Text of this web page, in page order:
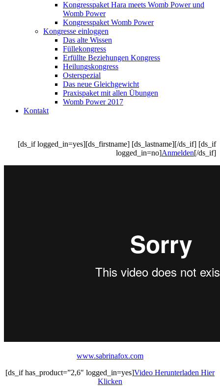
Kongresspaket Hara meets Womb Power und
Womb Power
Kongresspaket Womb Power
Kongresse einloggen
Das alte Wissen
Füllekongress
Erfüllte Beziehungen Kongress
Heilungskongress
Osterspezial
Das neue Gleichgewicht
Praxispaket mit allen Übungen
Womb Power 2017
Kontakt
[ds_if logged_in=yes][ds_firstname] [ds_lastname][/ds_if] [ds_if
logged_in=no]Anmelden[/ds_if]
www.sabrinafox.com
[ds_if has_product=”2,6″ logged_in=yes]Video Herunterladen Hier
Klicken